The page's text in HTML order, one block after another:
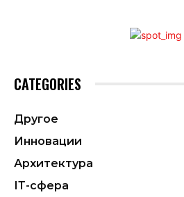
CATEGORIES
Другое
Инновации
Архитектура
ІТ-сфера